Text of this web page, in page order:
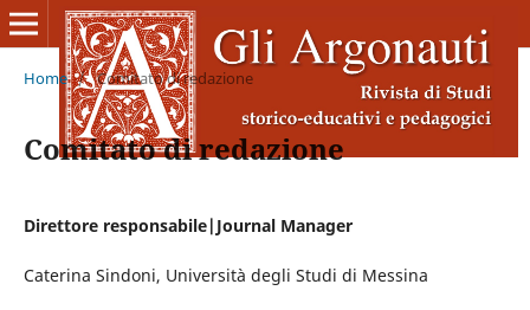
Home / Comitato di redazione
Comitato di redazione
Direttore responsabile|Journal Manager
Caterina Sindoni, Università degli Studi di Messina